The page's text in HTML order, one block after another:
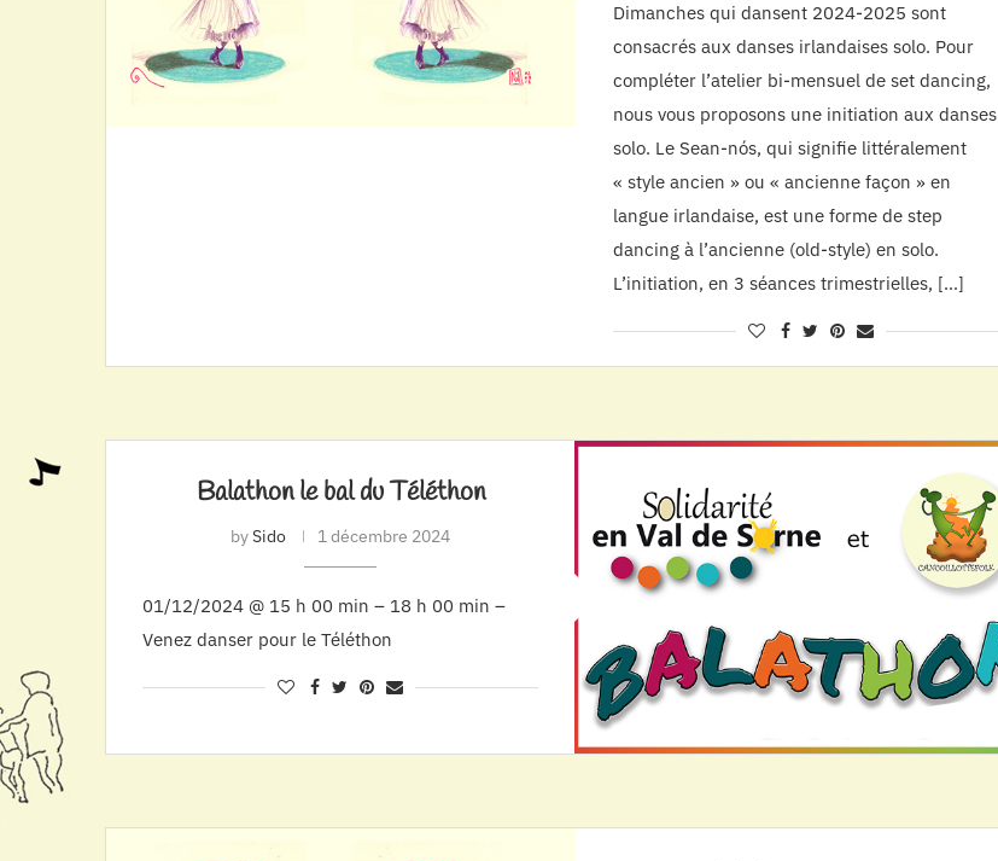
Dimanches qui dansent 2024-2025 sont
consacrés aux danses irlandaises solo. Pour
compléter l’atelier bi-mensuel de set dancing,
nous vous proposons une initiation aux danses
solo. Le Sean-nós, qui signifie littéralement
« style ancien » ou « ancienne façon » en
langue irlandaise, est une forme de step
dancing à l’ancienne (old-style) en solo.
L’initiation, en 3 séances trimestrielles, […]
Balathon le bal du Téléthon
bySido 1 décembre 2024
01/12/2024 @ 15 h 00 min – 18 h 00 min –
Venez danser pour le Téléthon